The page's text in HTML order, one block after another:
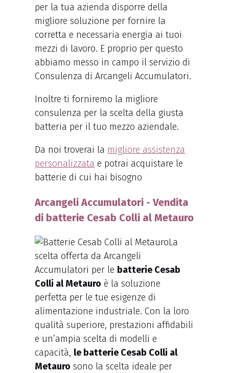
per la tua azienda disporre della
migliore soluzione per fornire la
corretta e necessaria energia ai tuoi
mezzi di lavoro. E proprio per questo
abbiamo messo in campo il servizio di
Consulenza di Arcangeli Accumulatori.
Inoltre ti forniremo la migliore
consulenza per la scelta della giusta
batteria per il tuo mezzo aziendale.
Da noi troverai la migliore assistenza
personalizzata e potrai acquistare le
batterie di cui hai bisogno
Arcangeli Accumulatori - Vendita
di batterie Cesab Colli al Metauro
La
scelta offerta da Arcangeli
Accumulatori per le batterie Cesab
Colli al Metauro è la soluzione
perfetta per le tue esigenze di
alimentazione industriale. Con la loro
qualità superiore, prestazioni affidabili
e un’ampia scelta di modelli e
capacità, le batterie Cesab Colli al
Metauro sono la scelta ideale per